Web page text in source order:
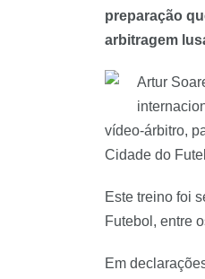
preparação
arbitragem
Artur
vídeo-árbitro,
Cidade do
Este treino foi
Futebol, entre
Em